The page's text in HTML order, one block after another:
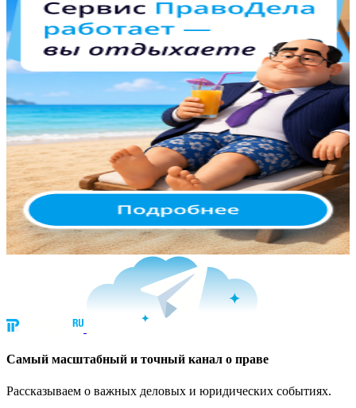
Cамый масштабный и точный канал о праве
Рассказываем о важных деловых и юридических событиях.